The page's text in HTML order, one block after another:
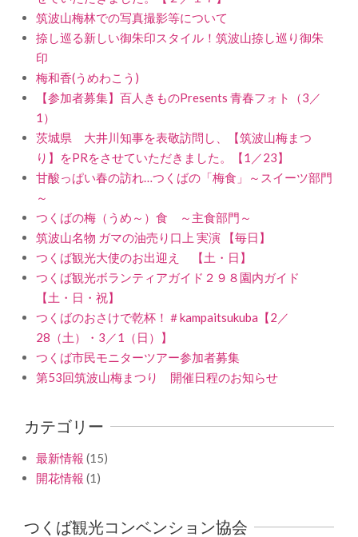
筑波山梅林での写真撮影等について
捺し巡る新しい御朱印スタイル！筑波山捺し巡り御朱
印
梅和香(うめわこう)
【参加者募集】百人きものPresents 青春フォト（3／
1）
茨城県 大井川知事を表敬訪問し、【筑波山梅まつ
り】をPRをさせていただきました。【1／23】
甘酸っぱい春の訪れ…つくばの「梅食」～スイーツ部門
～
つくばの梅（うめ～）食 ～主食部門～
筑波山名物 ガマの油売り口上 実演 【毎日】
つくば観光大使のお出迎え 【土・日】
つくば観光ボランティアガイド２９８園内ガイド
【土・日・祝】
つくばのおさけで乾杯！＃kampaitsukuba【2／
28（土）・3／1（日）】
つくば市民モニターツアー参加者募集
第53回筑波山梅まつり 開催日程のお知らせ
カテゴリー
最新情報 (15)
開花情報 (1)
つくば観光コンベンション協会